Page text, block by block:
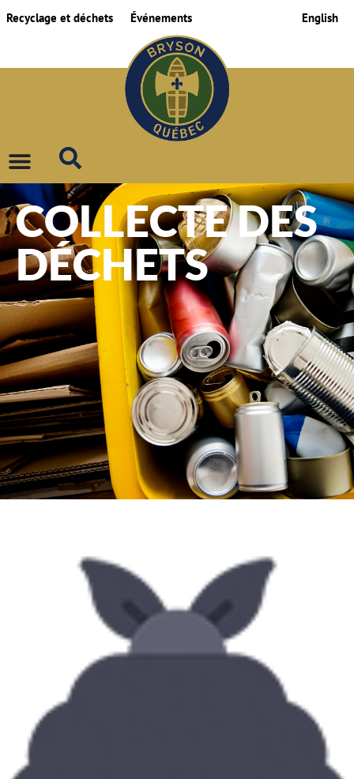
Recyclage et déchets Événements English
COLLECTE DES
DÉCHETS